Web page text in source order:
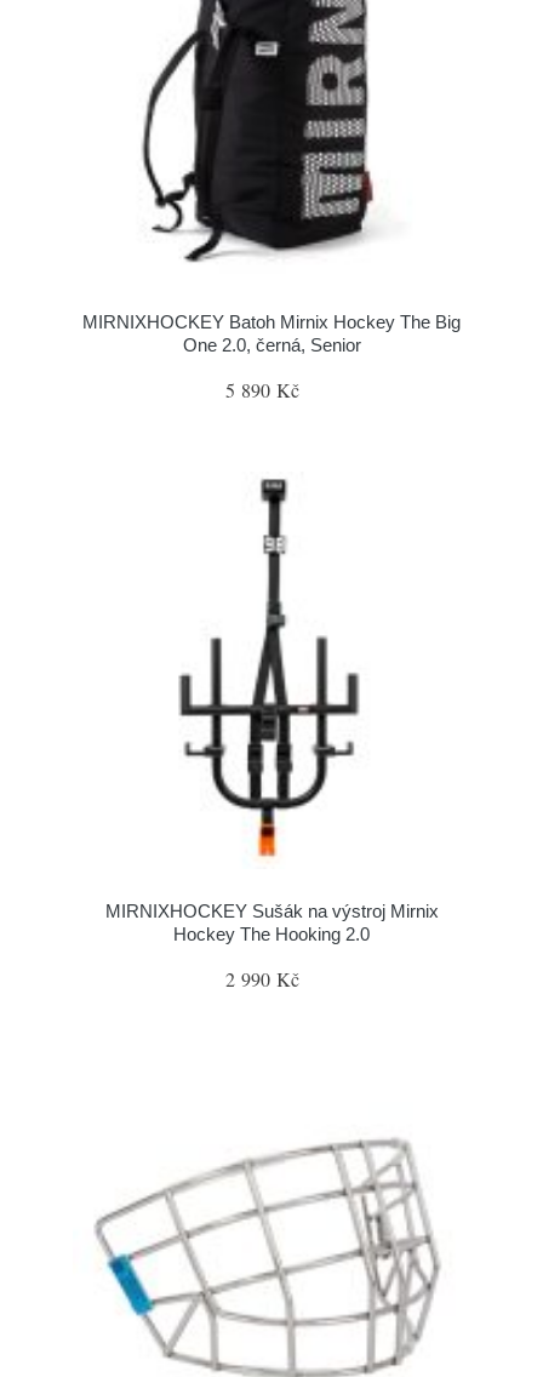
MIRNIXHOCKEY Batoh Mirnix Hockey The Big
One 2.0, černá, Senior
5 890 Kč
MIRNIXHOCKEY Sušák na výstroj Mirnix
Hockey The Hooking 2.0
2 990 Kč